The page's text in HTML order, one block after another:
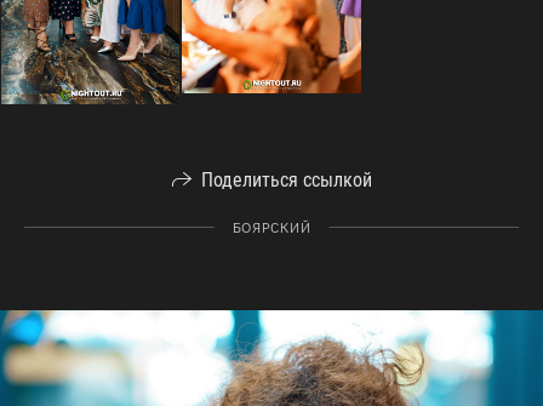
Поделиться ссылкой
БОЯРСКИЙ